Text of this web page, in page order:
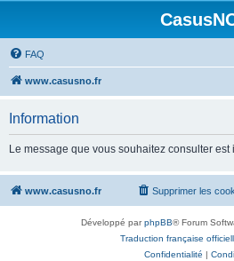
FAQ
www.casusno.fr
Information
Le message que vous souhaitez consulter est
www.casusno.fr Supprimer les
Développé parphpBB® Forum
Traduction française
Confidentialité |